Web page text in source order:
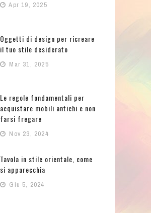
Apr 19, 2025
Oggetti di design per ricreare
il tuo stile desiderato
Mar 31, 2025
Le regole fondamentali per
acquistare mobili antichi e non
farsi fregare
Nov 23, 2024
Tavola in stile orientale, come
si apparecchia
Giu 5, 2024